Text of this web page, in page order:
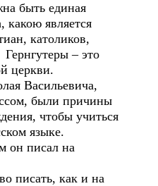
быть единая
является
католиков,
– это
церкви.
Васильевича,
были причины
чтобы учиться
языке.
писал на
писать, как и на